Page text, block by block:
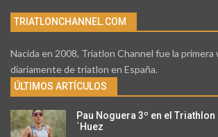
TRIATLONCHANNEL.COM
Nacida en 2008, Triatlon Channel fue la
diariamente de triatlon en España.
ÚLTIMOS ARTÍCULOS
Pau Noguera 3º en el Triathlon
´Huez